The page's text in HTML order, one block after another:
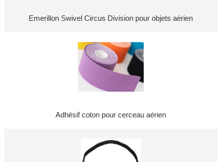
Emerillon Swivel Circus Division pour objets aérien
Adhésif coton pour cerceau aérien